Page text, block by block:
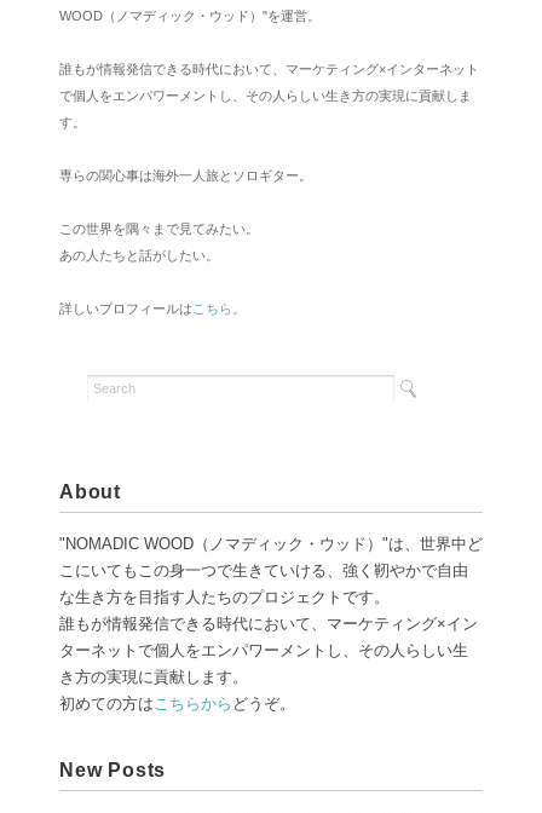
WOOD（ノマディック・ウッド）"を運営。
誰もが情報発信できる時代において、マーケティング×インターネット
で個人をエンパワーメントし、その人らしい生き方の実現に貢献しま
す。
専らの関心事は海外一人旅とソロギター。
この世界を隅々まで見てみたい。
あの人たちと話がしたい。
詳しいプロフィールは こちら。
About
"NOMADIC WOOD（ノマディック・ウッド）"は、世界中ど
こにいてもこの身一つで生きていける、強く靭やかで自由
な生き方を目指す人たちのプロジェクトです。
誰もが情報発信できる時代において、マーケティング×イン
ターネットで個人をエンパワーメントし、その人らしい生
き方の実現に貢献します。
初めての方はこちらから どうぞ。
New Posts